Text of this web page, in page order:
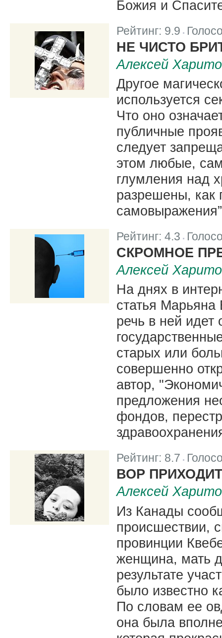
Божия и
Рейтинг: 9.9
НЕ ЧИСТО
Алексей
Другое
используется
Что оно
публичные
следует
этом любые,
глумления над
разрешены, как
Рейтинг: 4.3
СКРОМНОЕ
Алексей
На днях в
статья Марьяна
речь в ней идет
старых или
совершенно
автор,
предложения
фондов,
Рейтинг: 8.7
ВОР
Алексей
Из Канады
происшествии,
провинции
женщина, мать
результате
было известно
По словам ее
она была